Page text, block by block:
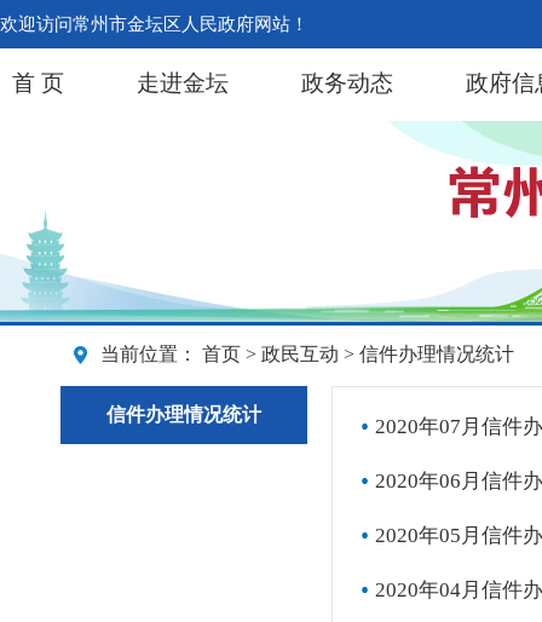
欢迎访问常州市金坛区人民政府网站！
首 页 走进金坛 政务动态 政府信
当前位置： 首页 > 政民互动 > 信件办理情况统计
信件办理情况统计
2020年07月信件
2020年06月信件
2020年05月信件
2020年04月信件